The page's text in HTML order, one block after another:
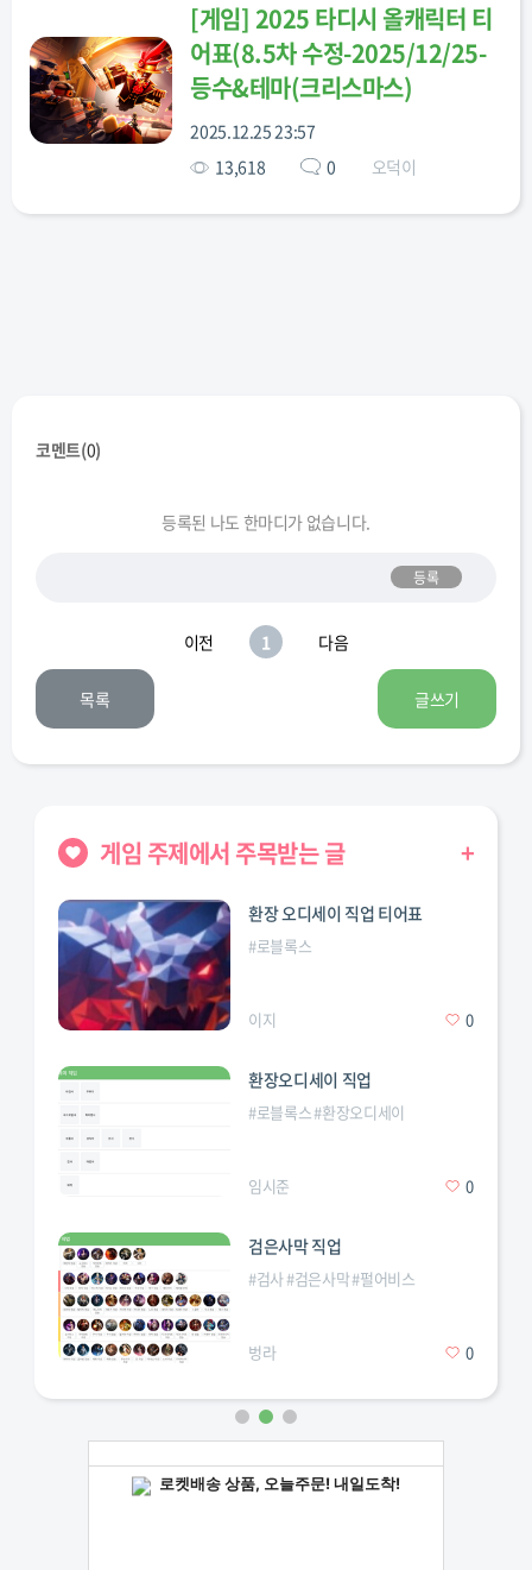
[게임] 2025 타디시 올캐릭터 티
어표(8.5차 수정-2025/12/25-
등수&테마(크리스마스)
2025.12.25 23:57
13,618
0 오덕이
코멘트(0)
등록된 나도 한마디가 없습니다.
등록
이전 1 다음
목록 글쓰기
게임 주제에서 주목받는 글 +
환장 오디세이 직업 티어표
#로블록스
이지 0
환장오디세이 직업
#로블록스#환장오디세이
임시준 0
검은사막 직업
#검사#검은사막#펄어비스
벙라 0